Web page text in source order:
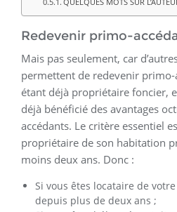
Redevenir primo-
Mais pas seulement, car
permettent de redevenir primo-
étant déjà propriétaire foncier,
déjà bénéficié des avantages
accédants. Le critère essentiel
propriétaire de son habitation
moins deux ans. Donc :
Si vous êtes locataire de
depuis plus de deux ans ;